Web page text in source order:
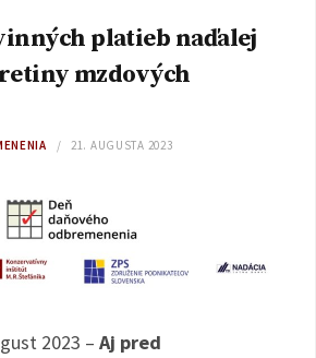
e T
platieb naďalej
mzdových
21. AUGUSTA 2023
2023 – Aj pred